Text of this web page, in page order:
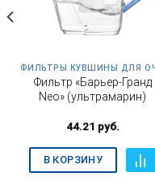
Фильтр «Барьер-Гранд
Neo» (ультрамарин)
44.21 руб.
В КОРЗИНУ